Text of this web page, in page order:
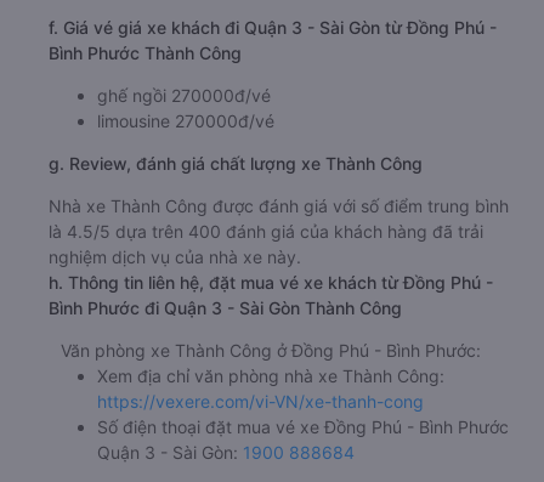
f. Giá vé giá xe khách đi Quận 3 - Sài Gòn từ Đồng Phú -
Bình Phước Thành Công
ghế ngồi 270000đ/vé
limousine 270000đ/vé
g. Review, đánh giá chất lượng xe Thành Công
Nhà xe Thành Công được đánh giá với số điểm trung bình
là 4.5/5 dựa trên 400 đánh giá của khách hàng đã trải
nghiệm dịch vụ của nhà xe này.
h. Thông tin liên hệ, đặt mua vé xe khách từ Đồng Phú -
Bình Phước đi Quận 3 - Sài Gòn Thành Công
Văn phòng xe Thành Công ở Đồng Phú - Bình Phước:
Xem địa chỉ văn phòng nhà xe Thành Công:
https://vexere.com/vi-VN/xe-thanh-cong
Số điện thoại đặt mua vé xe Đồng Phú - Bình Phước
Quận 3 - Sài Gòn: 1900 888684